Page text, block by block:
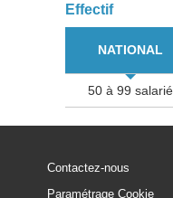
Effectif
NATIONAL
50 à 99
Contactez-nous
Paramétrage Cookie